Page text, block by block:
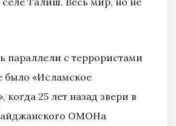
параллели с террористами
было «Исламское
когда 25 лет назад звери в
ОМОНа